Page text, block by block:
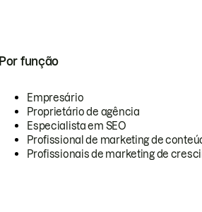
Por função
Empresário
Proprietário de agência
Especialista em SEO
Profissional de marketing de
Profissionais de marketing de